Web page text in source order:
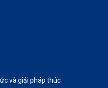
và giải pháp thúc